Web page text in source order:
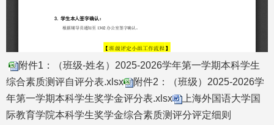
附件1：（班级-姓名）2025-2026学年第一学期本科学生
综合素质测评自评分表.xlsx
附件2：（班级）2025-2026学
年第一学期本科学生奖学金评分表.xlsx
上海外国语大学国
际教育学院本科学生奖学金综合素质测评分评定细则